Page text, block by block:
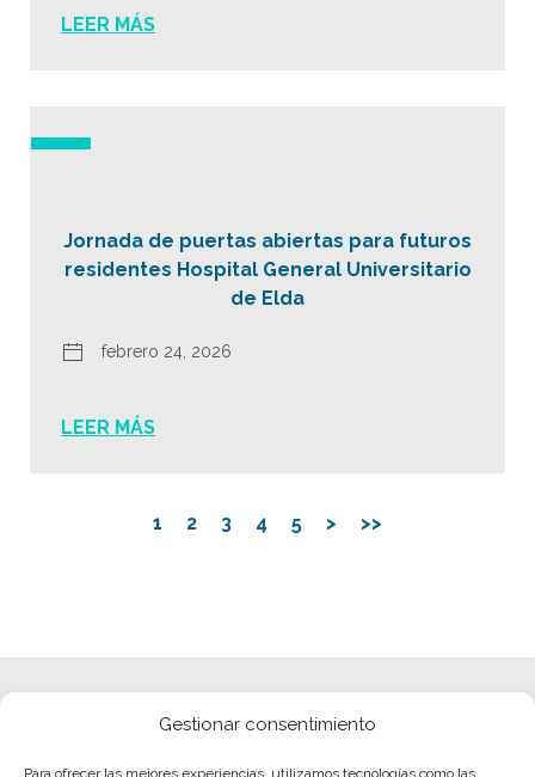
Gestionar consentimiento
Para ofrecer las mejores experiencias, utilizamos tecnologías como las
LEER MÁS
Jornada de puertas abiertas para futuros
residentes Hospital General Universitario
de Elda
febrero 24, 2026
LEER MÁS
1 2 3 4 5 > >>